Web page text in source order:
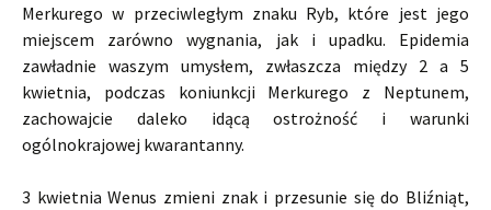
Merkurego w przeciwległym znaku Ryb, które jest jego
miejscem zarówno wygnania, jak i upadku. Epidemia
zawładnie waszym umysłem, zwłaszcza między 2 a 5
kwietnia, podczas koniunkcji Merkurego z Neptunem,
zachowajcie daleko idącą ostrożność i warunki
ogólnokrajowej kwarantanny.
3 kwietnia Wenus zmieni znak i przesunie się do Bliźniąt,